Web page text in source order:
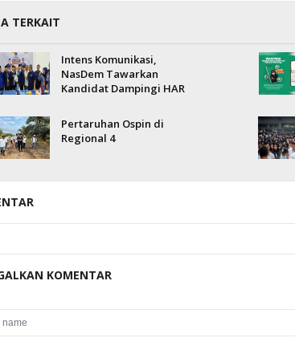
TERKAIT
Intens Komunikasi,
NasDem Tawarkan
Kandidat Dampingi HAR
Pertaruhan Ospin di
Regional 4
KOMENTAR